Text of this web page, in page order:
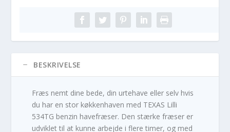
BESKRIVELSE
Fræs nemt dine bede, din urtehave eller selv hvis
du har en stor køkkenhaven med TEXAS Lilli
534TG benzin havefræser. Den stærke fræser er
udviklet til at kunne arbejde i flere timer, og med